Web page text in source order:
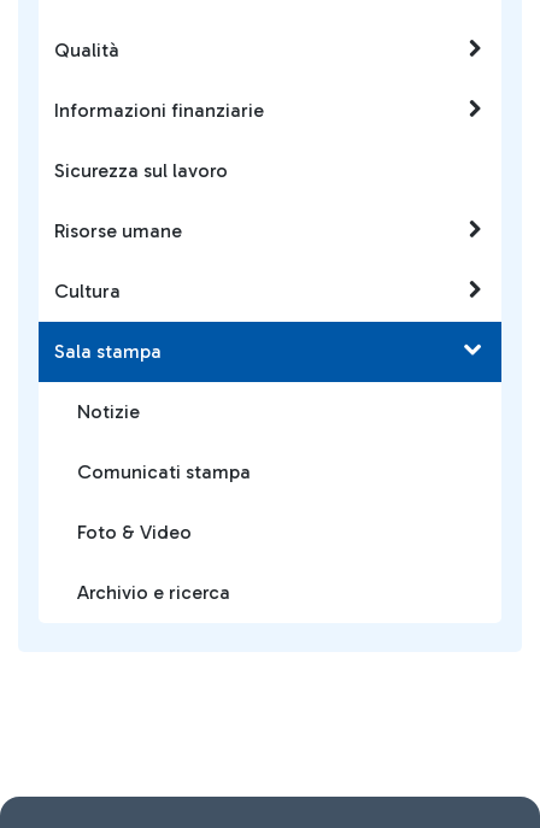
Qualità
Informazioni finanziarie
Sicurezza sul lavoro
Risorse umane
Cultura
Sala stampa
Notizie
Comunicati stampa
Foto & Video
Archivio e ricerca